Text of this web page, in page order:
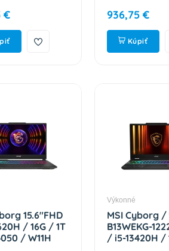
/ bez OS /
€
512GB / UHD
W11H / Blue /
83K100DNCK
936,75 €
Kúpiť
15.6"FHD
/ 16G / 1T
/ W11H
Výkonné
MSI Cyborg /
B13WEKG-
/ i5-13420H /